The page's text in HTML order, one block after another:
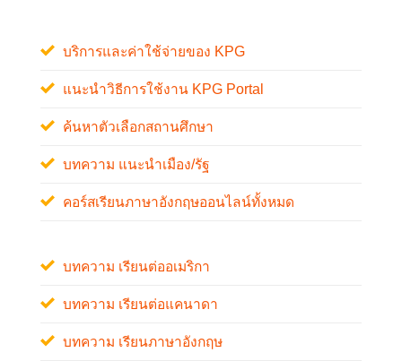
บริการและค่าใช้จ่ายของ KPG
แนะนำวิธีการใช้งาน KPG Portal
ค้นหาตัวเลือกสถานศึกษา
บทความ แนะนำเมือง/รัฐ
คอร์สเรียนภาษาอังกฤษออนไลน์ทั้งหมด
บทความ เรียนต่ออเมริกา
บทความ เรียนต่อแคนาดา
บทความ เรียนภาษาอังกฤษ